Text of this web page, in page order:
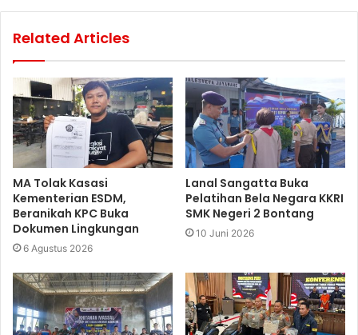
Related Articles
MA Tolak Kasasi
Kementerian ESDM,
Beranikah KPC Buka
Dokumen Lingkungan
6 Agustus 2026
Lanal Sangatta Buka
Pelatihan Bela Negara KKRI
SMK Negeri 2 Bontang
10 Juni 2026